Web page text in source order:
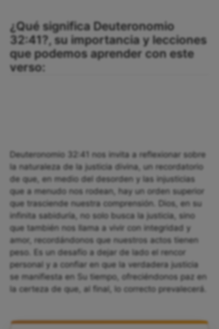
¿Qué significa Deuteronomio
32:41?, su importancia y lecciones
que podemos aprender con este
verso:
Deuteronomio 32:41 nos invita a reflexionar sobre
la naturaleza de la justicia divina, un recordatorio
de que, en medio del desorden y las injusticias
que a menudo nos rodean, hay un orden superior
que trasciende nuestra comprensión. Dios, en su
infinita sabiduría, no solo busca la justicia, sino
que también nos llama a vivir con integridad y
amor, recordándonos que nuestros actos tienen
peso. Es un desafío a dejar de lado el rencor
personal y a confiar en que la verdadera justicia
se manifiesta en Su tiempo, ofreciéndonos paz en
la certeza de que, al final, lo correcto prevalecerá.